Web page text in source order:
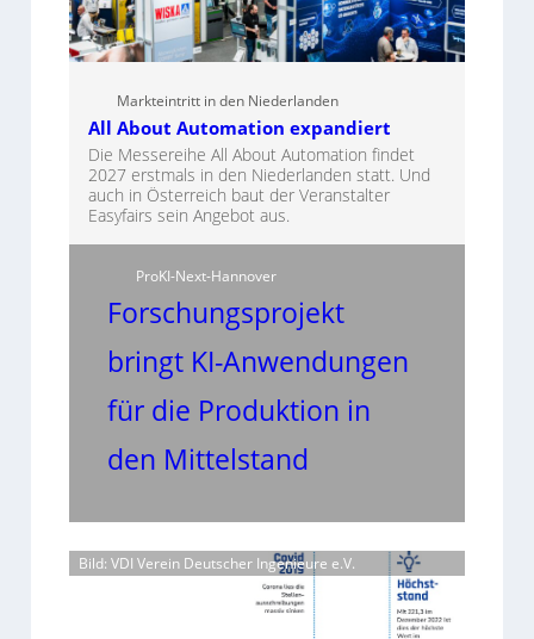
Markteintritt in den Niederlanden
All About Automation expandiert
Die Messereihe All About Automation findet
2027 erstmals in den Niederlanden statt. Und
auch in Österreich baut der Veranstalter
Easyfairs sein Angebot aus.
ProKI-Next-Hannover
Forschungsprojekt
bringt KI-Anwendungen
für die Produktion in
den Mittelstand
Bild: VDI Verein Deutscher Ingenieure e.V.